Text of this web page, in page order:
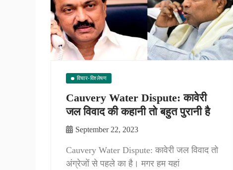
विचार-विश्लेषण
Cauvery Water Dispute: कावेरी
जल विवाद की कहानी तो बहुत पुरानी है
September 22, 2023
Cauvery Water Dispute: कावेरी जल विवाद तो
अंग्रेजों से पहले का है। मगर हम यहां